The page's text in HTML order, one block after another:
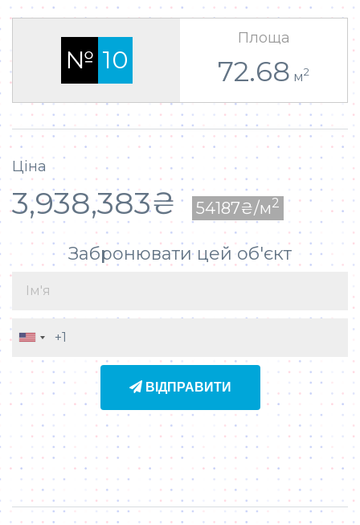
№ 10
Площа
72.68 м2
Ціна
3,938,383₴ 54187₴/м2
Забронювати цей об'єкт
UNITED STATES +1
ВІДПРАВИТИ